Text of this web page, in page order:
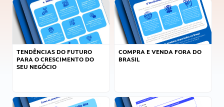
TENDÊNCIAS DO FUTURO
PARA O CRESCIMENTO DO
SEU NEGÓCIO
COMPRA E VENDA FORA DO
BRASIL